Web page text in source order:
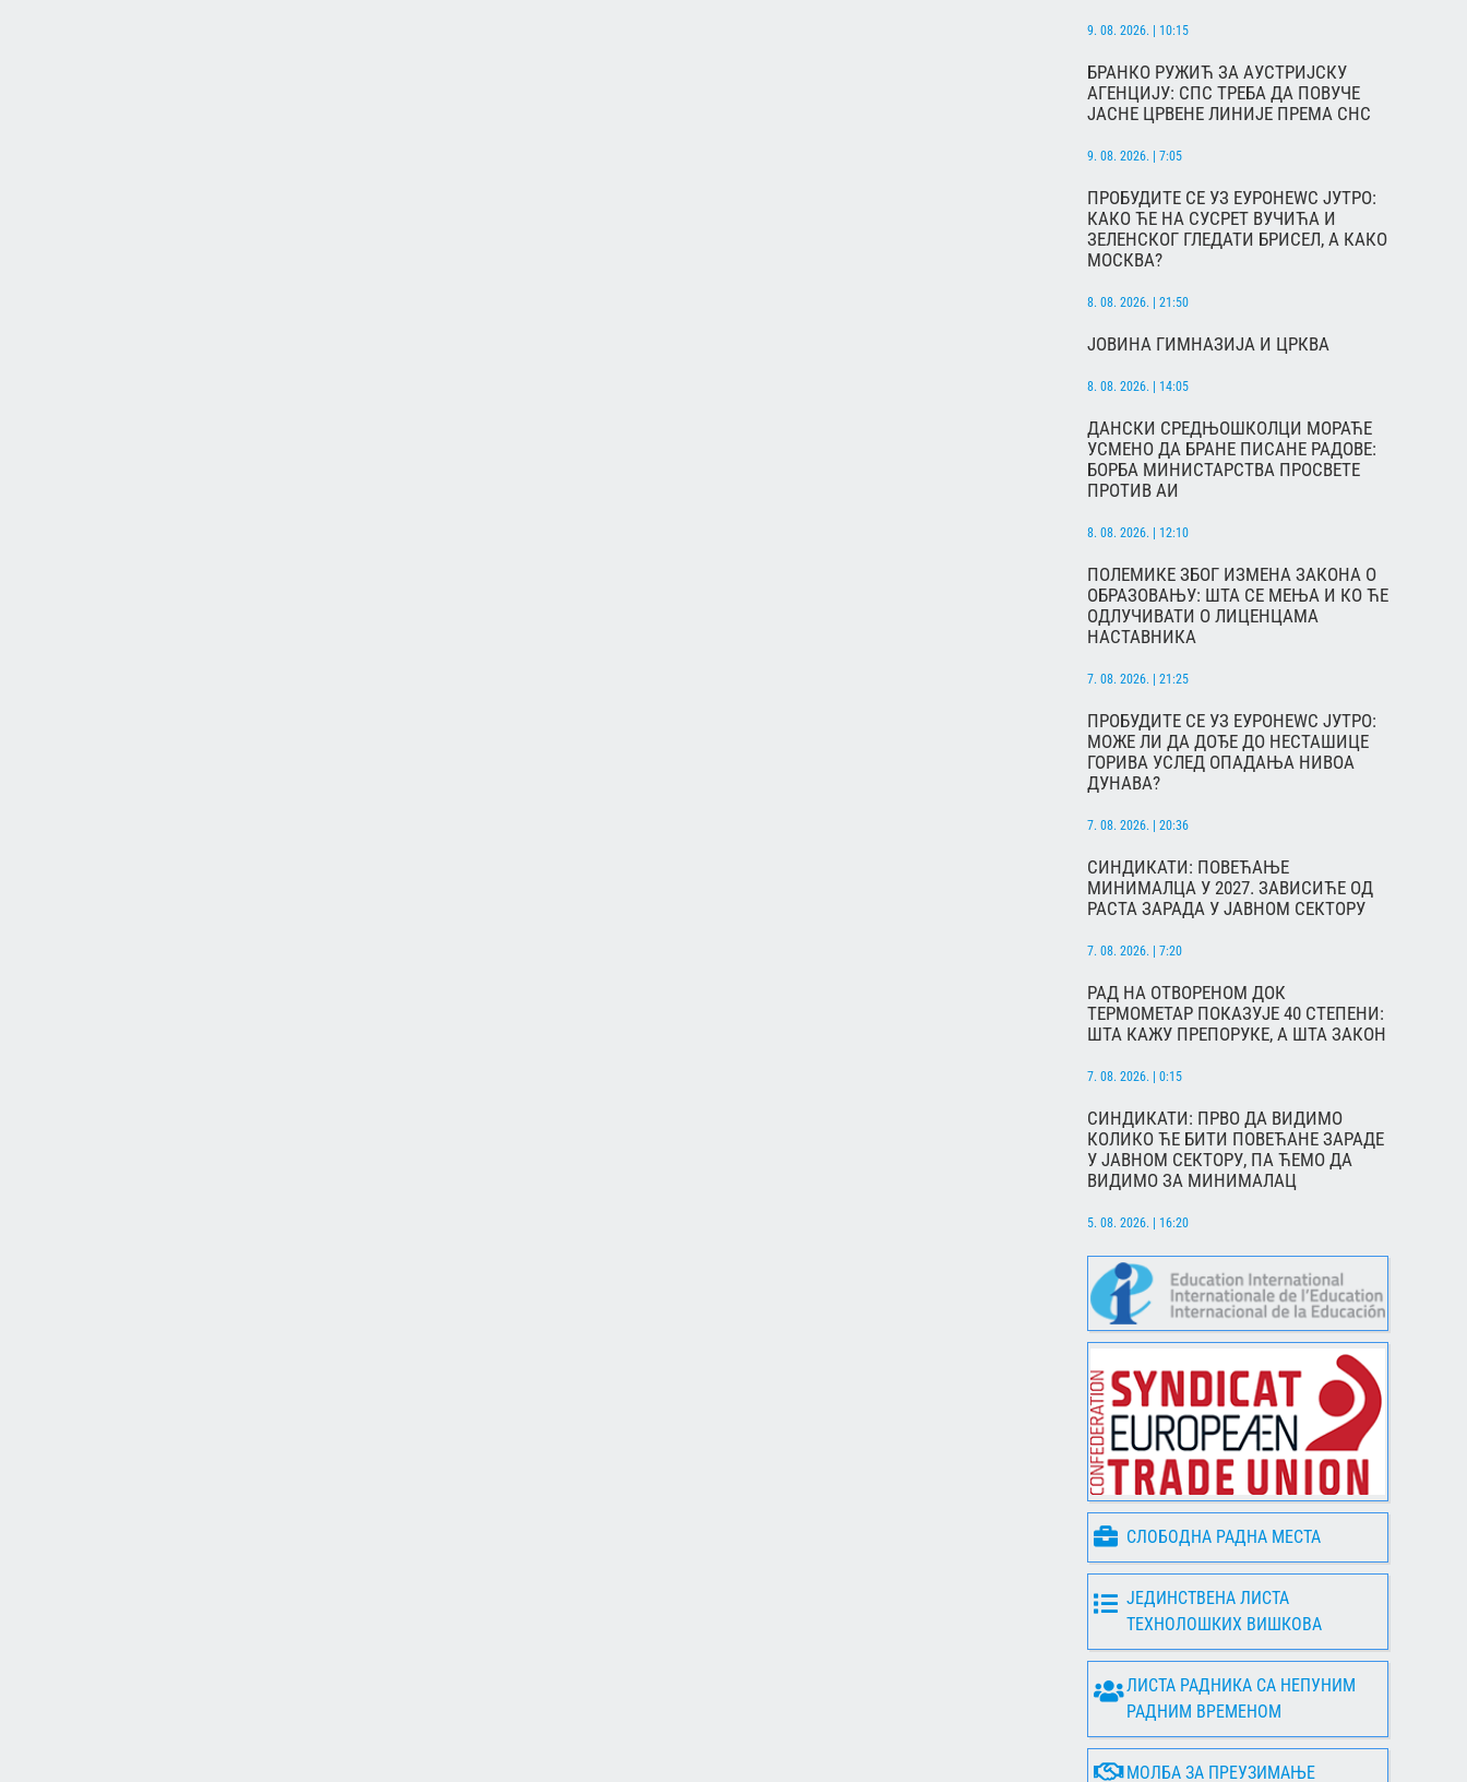
9. 08. 2026. | 10:15
БРАНКО РУЖИЋ ЗА АУСТРИЈСКУ
АГЕНЦИЈУ: СПС ТРЕБА ДА ПОВУЧЕ
ЈАСНЕ ЦРВЕНЕ ЛИНИЈЕ ПРЕМА СНС
9. 08. 2026. | 7:05
ПРОБУДИТЕ СЕ УЗ ЕУРОНЕWС ЈУТРО:
КАКО ЋЕ НА СУСРЕТ ВУЧИЋА И
ЗЕЛЕНСКОГ ГЛЕДАТИ БРИСЕЛ, А КАКО
МОСКВА?
8. 08. 2026. | 21:50
ЈОВИНА ГИМНАЗИЈА И ЦРКВА
8. 08. 2026. | 14:05
ДАНСКИ СРЕДЊОШКОЛЦИ МОРАЋЕ
УСМЕНО ДА БРАНЕ ПИСАНЕ РАДОВЕ:
БОРБА МИНИСТАРСТВА ПРОСВЕТЕ
ПРОТИВ АИ
8. 08. 2026. | 12:10
ПОЛЕМИКЕ ЗБОГ ИЗМЕНА ЗАКОНА О
ОБРАЗОВАЊУ: ШТА СЕ МЕЊА И КО ЋЕ
ОДЛУЧИВАТИ О ЛИЦЕНЦАМА
НАСТАВНИКА
7. 08. 2026. | 21:25
ПРОБУДИТЕ СЕ УЗ ЕУРОНЕWС ЈУТРО:
МОЖЕ ЛИ ДА ДОЂЕ ДО НЕСТАШИЦЕ
ГОРИВА УСЛЕД ОПАДАЊА НИВОА
ДУНАВА?
7. 08. 2026. | 20:36
СИНДИКАТИ: ПОВЕЋАЊЕ
МИНИМАЛЦА У 2027. ЗАВИСИЋЕ ОД
РАСТА ЗАРАДА У ЈАВНОМ СЕКТОРУ
7. 08. 2026. | 7:20
РАД НА ОТВОРЕНОМ ДОК
ТЕРМОМЕТАР ПОКАЗУЈЕ 40 СТЕПЕНИ:
ШТА КАЖУ ПРЕПОРУКЕ, А ШТА ЗАКОН
7. 08. 2026. | 0:15
СИНДИКАТИ: ПРВО ДА ВИДИМО
КОЛИКО ЋЕ БИТИ ПОВЕЋАНЕ ЗАРАДЕ
У ЈАВНОМ СЕКТОРУ, ПА ЋЕМО ДА
ВИДИМО ЗА МИНИМАЛАЦ
5. 08. 2026. | 16:20
СЛОБОДНА РАДНА МЕСТА
ЈЕДИНСТВЕНА ЛИСТА
ТЕХНОЛОШКИХ ВИШКОВА
ЛИСТА РАДНИКА СА НЕПУНИМ
РАДНИМ ВРЕМЕНОМ
МОЛБА ЗА ПРЕУЗИМАЊЕ